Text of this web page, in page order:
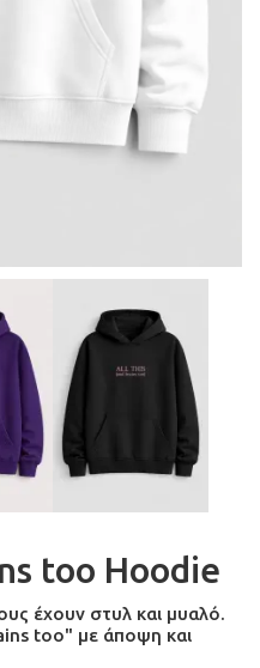
too Hoodie
έχουν στυλ και μυαλό.
too" με άποψη και